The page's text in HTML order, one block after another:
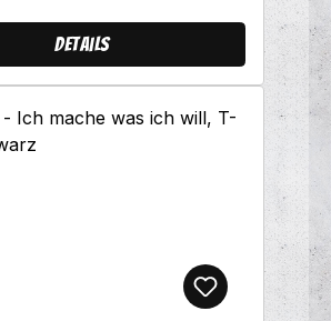
Details